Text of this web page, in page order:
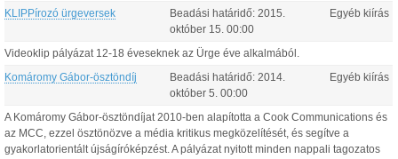
KLIPPírozó ürgeversek Beadási határidő: 2015.
október 15 00:00
Egyéb kiírás
Videoklip pályázat 12-18 éveseknek az Ürge éve alkalmából.
Komáromy Gábor-ösztöndíj Beadási határidő: 2014.
október 5 00:00
Egyéb kiírás
A Komáromy Gábor-ösztöndíjat 2010-ben alapította a Cook Communications és
az MCC, ezzel ösztönözve a média kritikus megközelítését, és segítve a
gyakorlatorientált újságíróképzést. A pályázat nyitott minden nappali tagozatos